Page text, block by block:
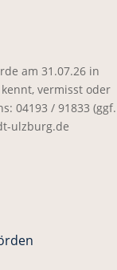
am 31.07.26 in
vermisst oder
04193 / 91833 (ggf.
ulzburg.de